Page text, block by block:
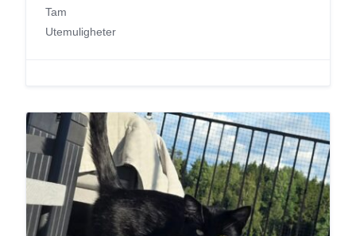
Tam
Utemuligheter